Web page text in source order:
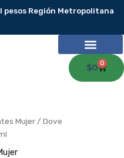
pesos Región Metropolitana
$0 0
Mujer / Dove